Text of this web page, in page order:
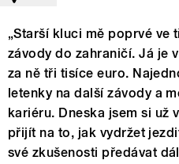
„Starší kluci mě poprvé ve
závody do zahraničí. Já je
za ně tři tisíce euro.
letenky na další závody a
kariéru. Dneska jsem si už
přijít na to, jak vydržet
své zkušenosti předávat